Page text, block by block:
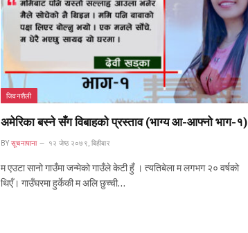
जिवनशैली
अमेरिका बस्ने सँग विबाहको प्रस्ताव (भाग्य आ-आफ्नो भाग-१)
BY सूचनापाना १२ जेष्ठ २०७९, बिहीबार
म एउटा सानो गाउँमा जन्मेको गाउँले केटी हुँ । त्यतिबेला म लगभग २० वर्षको
थिएँ। गाउँघरमा हुर्केकी म अलि छुच्ची…